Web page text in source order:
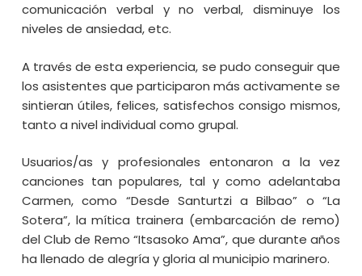
comunicación verbal y no verbal, disminuye los
niveles de ansiedad, etc.
A través de esta experiencia, se pudo conseguir que
los asistentes que participaron más activamente se
sintieran útiles, felices, satisfechos consigo mismos,
tanto a nivel individual como grupal.
Usuarios/as y profesionales entonaron a la vez
canciones tan populares, tal y como adelantaba
Carmen, como “Desde Santurtzi a Bilbao” o “La
Sotera”, la mítica trainera (embarcación de remo)
del Club de Remo “Itsasoko Ama”, que durante años
ha llenado de alegría y gloria al municipio marinero.